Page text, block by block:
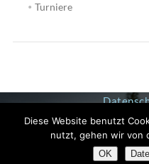
Turniere
© 2019
Diese Website benutzt
nutzt, gehen wir von
OK